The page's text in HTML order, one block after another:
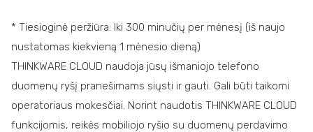
* Tiesioginė peržiūra: Iki 300 minučių per mėnesį (iš naujo
nustatomas kiekvieną 1 mėnesio dieną)
THINKWARE CLOUD naudoja jūsų išmaniojo telefono
duomenų ryšį pranešimams siųsti ir gauti. Gali būti taikomi
operatoriaus mokesčiai. Norint naudotis THINKWARE CLOUD
funkcijomis, reikės mobiliojo ryšio su duomenų perdavimo